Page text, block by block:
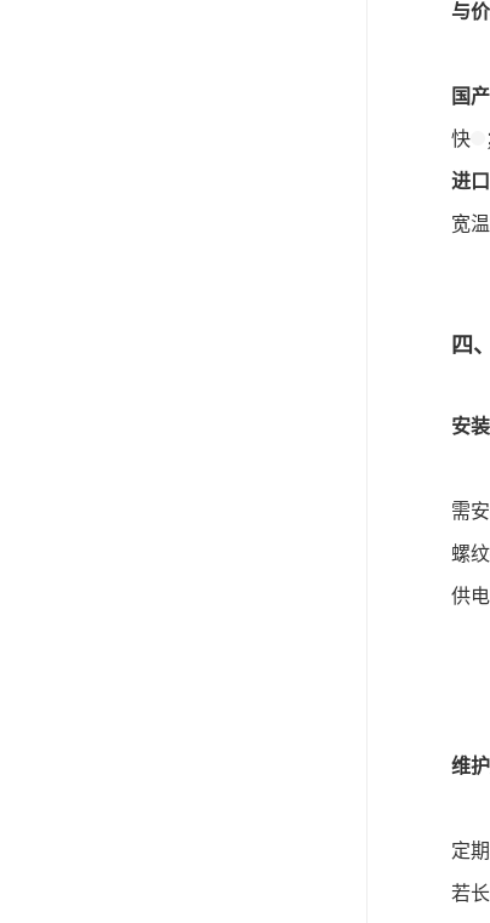
与
国
快
进口
宽
四
安
需
螺
供
维
定
若